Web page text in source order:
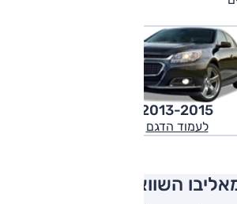
2013-2015
לעמוד הדגם
השוואה למתחרים